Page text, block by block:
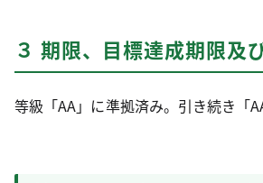
３ 期限、目標達成期限及
等級「AA」に準拠済み。引き続き「